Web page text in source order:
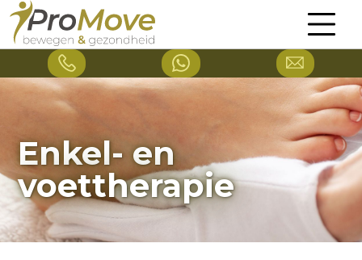
Enkel- en
voettherapie